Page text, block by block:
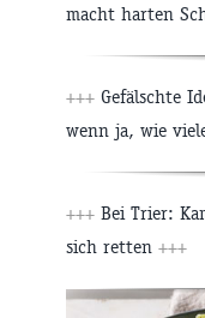
macht harten
+++ Gefälschte
wenn ja, wie
+++ Bei Trier:
sich retten +++